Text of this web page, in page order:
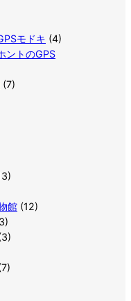
モドキ (4)
ントのGPS
(7)
館 (12)